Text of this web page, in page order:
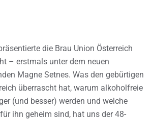
die Brau Union Österreich
– erstmals unter dem neuen
Magne Setnes. Was den gebürtigen
überrascht hat, warum alkoholfreie
(und besser) werden und welche
ihn geheim sind, hat uns der 48-